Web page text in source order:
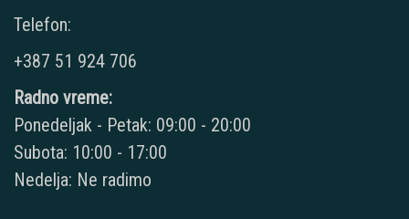
Telefon:
+387 51 924 706
Radno vreme:
Ponedeljak - Petak: 09:00 - 20:00
Subota: 10:00 - 17:00
Nedelja: Ne radimo